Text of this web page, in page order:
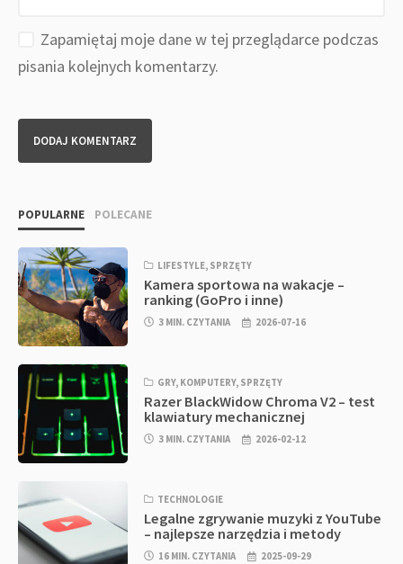
Zapamiętaj moje dane w tej przeglądarce podczas
pisania kolejnych komentarzy.
POPULARNE POLECANE
LIFESTYLE, SPRZĘTY
Kamera sportowa na wakacje –
ranking (GoPro i inne)
3 MIN. CZYTANIA 2026-07-16
GRY, KOMPUTERY, SPRZĘTY
Razer BlackWidow Chroma V2 – test
klawiatury mechanicznej
3 MIN. CZYTANIA 2026-02-12
TECHNOLOGIE
Legalne zgrywanie muzyki z YouTube
– najlepsze narzędzia i metody
16 MIN. CZYTANIA 2025-09-29